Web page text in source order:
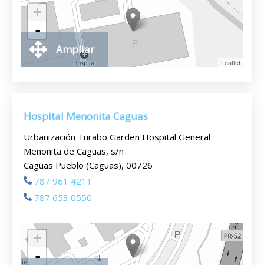
+
-
Leaflet
Ampliar
Hospital Menonita Caguas
Urbanización Turabo Garden Hospital General
Menonita de Caguas, s/n
Caguas Pueblo (Caguas), 00726
787 961 4211
787 653 0550
+
-